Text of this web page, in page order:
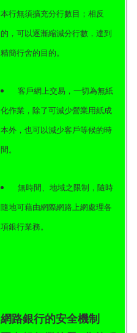
本行無須擴充分行數目；相反
的，可以逐漸縮減分行數，達到
精簡行舍的目的。
客戶網上交易，一切為無紙
化作業，除了可減少營業用紙成
本外，也可以減少客戶等候的時
間。
無時間、地域之限制，隨時
隨地可藉由網際網路上網處理各
項銀行業務。
網路銀行的安全機制